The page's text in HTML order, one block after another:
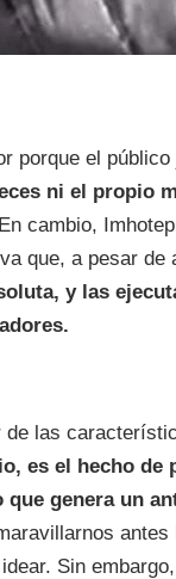
porque el
ni el propio
En cambio,
que, a pesar de
y las
de las
es el hecho de
genera un
Sin embargo,